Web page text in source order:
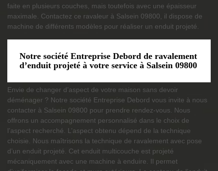
faite en plusieurs couches, mais toutefois avec une épaisseur
maximale. Contactez ce ravaleur à Salsein 09800, il dispose de
machine de différents modèles pour réaliser un enduit projeté.
Notre société Entreprise Debord de ravalement
d’enduit projeté à votre service à Salsein 09800
Envie de changer d’aspect de votre maison sans devoir
déménager ? Notre société Entreprise Debord vous invite à nous
contacter à Salsein 09800 pour prendre rendez-vous. Nous
offrons un accompagnement personnalisé dans le choix de
l’aspect recherché. L’aspect obtenu dépend de la technique
choisie. Nous maîtrisons la technique de ravalement avec pose
d’un enduit projeté. Cet enduit multicouche est projeté
mécaniquement avec une machine à enduire. Il permet